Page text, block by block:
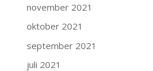
november 2021
oktober 2021
september 2021
juli 2021